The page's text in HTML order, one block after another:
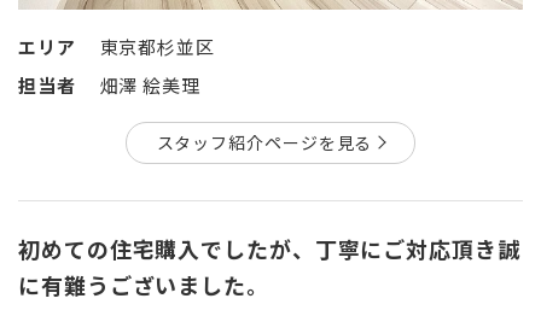
エリア
東京都杉並区
担当者
畑澤 絵美理
スタッフ紹介ページを見る
初めての住宅購入でしたが、丁寧にご対応頂き誠
に有難うございました。